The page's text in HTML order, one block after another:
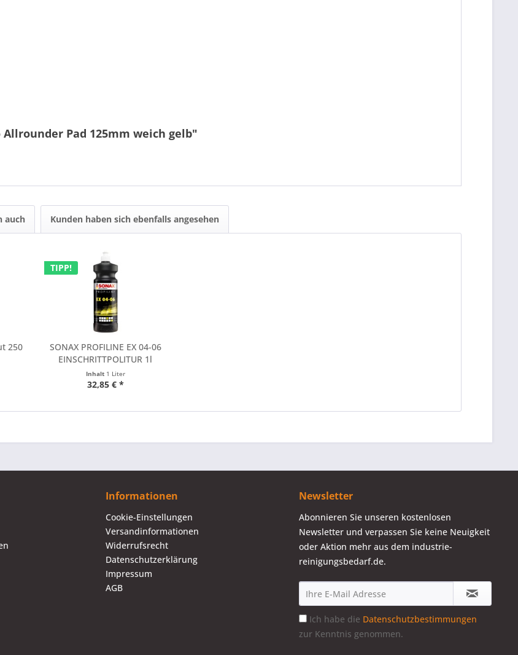
Pad 125mm weich gelb"
auch Kunden haben sich ebenfalls angesehen
250
TIPP!
SONAX PROFILINE EX 04-06
EINSCHRITTPOLITUR 1l
Inhalt 1 Liter
32,85 € *
Informationen
Cookie-Einstellungen
Versandinformationen
Widerrufsrecht
Datenschutzerklärung
Impressum
AGB
Newsletter
Abonnieren Sie unseren kostenlosen
Newsletter und verpassen Sie keine Neuigkeit
oder Aktion mehr aus dem industrie-
reinigungsbedarf.de.
Ich habe die Datenschutzbestimmungen
zur Kenntnis genommen.